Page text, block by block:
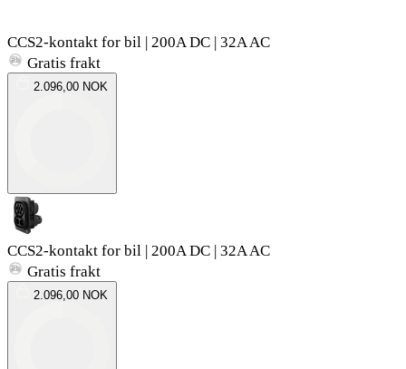
CCS2-kontakt for bil | 200A DC | 32A AC
Gratis frakt
2.096,00 NOK
CCS2-kontakt for bil | 200A DC | 32A AC
Gratis frakt
2.096,00 NOK